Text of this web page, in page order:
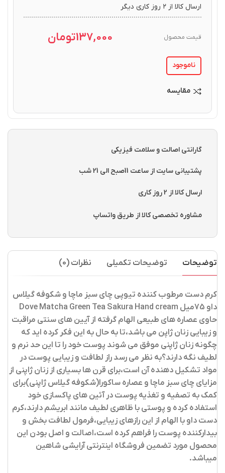
ارسال کالا از ۲ روز کاری دیگر
قیمت محصول 137,000تومان
ناموجود
مقایسه
گارانتی اصالت و سلامت فیزیکی
پشتیبانی سایت از ساعت 11صبح الی 21 شب
ارسال کالا از 2 روز کاری
مشاوره تخصصی کالا از طریق واتساپ
توضیحات توضیحات تکمیلی نظرات (0)
کرم دست مرطوب کننده تیوپی چای سبز ماچا و شکوفه گیلاس
داو 75میل Dove Matcha Green Tea Sakura Hand cream
حاوی عصاره های طبیعی الهام گرفته از آیین های سنتی مراقبت
و زیبایی زنان ژاپن می باشد،تا به حال به این فکر کرده اید که
چگونه زنان ژاپنی موفق می شوند پوست خود را تا این حد نرم و
لطیف نگه دارند؟به نظر می رسد راز لطافت و زیبایی پوست در
مواد تشکیل دهنده آن است،برای قرن ها بسیاری از زنان ژاپنی از
مزایای چای سبز ماچا و عصاره ساکورا(شکوفه گیلاس ژاپنی)برای
کمک به تصفیه و تغذیه پوست در آئین های پاکسازی خود
استفاده کرده و پوستی با ظاهری لطیف مانند ابریشم دارند،کرم
دست داو با الهام از این رازهای زیبایی،فرمول لطافت بخش و
بیدارکننده پوست را فراهم کرده است،اصالت و اصل بودن این
محصول مورد تضمین فروشگاه اینترنتی آرایشی شاهین
میباشد.